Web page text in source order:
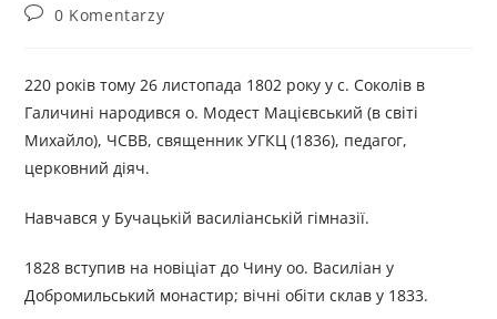
0 Komentarzy
220 років тому 26 листопада 1802 року у с. Соколів в
Галичині народився о. Модест Мацієвський (в світі
Михайло), ЧСВВ, священник УГКЦ (1836), педагог,
церковний діяч.
Навчався у Бучацькій василіанській гімназії.
1828 вступив на новіціат до Чину оо. Василіан у
Добромильський монастир; вічні обіти склав у 1833.